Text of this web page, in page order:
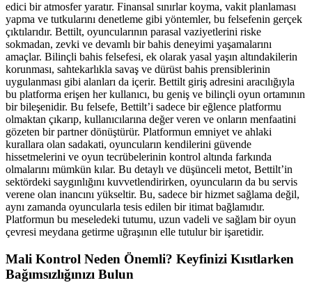
edici bir atmosfer yaratır. Finansal sınırlar koyma, vakit planlaması
yapma ve tutkularını denetleme gibi yöntemler, bu felsefenin gerçek
çıktılarıdır. Bettilt, oyuncularının parasal vaziyetlerini riske
sokmadan, zevki ve devamlı bir bahis deneyimi yaşamalarını
amaçlar. Bilinçli bahis felsefesi, ek olarak yasal yaşın altındakilerin
korunması, sahtekarlıkla savaş ve dürüst bahis prensiblerinin
uygulanması gibi alanları da içerir. Bettilt giriş adresini aracılığıyla
bu platforma erişen her kullanıcı, bu geniş ve bilinçli oyun ortamının
bir bileşenidir. Bu felsefe, Bettilt’i sadece bir eğlence platformu
olmaktan çıkarıp, kullanıcılarına değer veren ve onların menfaatini
gözeten bir partner dönüştürür. Platformun emniyet ve ahlaki
kurallara olan sadakati, oyuncuların kendilerini güvende
hissetmelerini ve oyun tecrübelerinin kontrol altında farkında
olmalarını mümkün kılar. Bu detaylı ve düşünceli metot, Bettilt’in
sektördeki saygınlığını kuvvetlendirirken, oyuncuların da bu servis
verene olan inancını yükseltir. Bu, sadece bir hizmet sağlama değil,
aynı zamanda oyuncularla tesis edilen bir itimat bağlamıdır.
Platformun bu meseledeki tutumu, uzun vadeli ve sağlam bir oyun
çevresi meydana getirme uğraşının elle tutulur bir işaretidir.
Mali Kontrol Neden Önemli? Keyfinizi Kısıtlarken
Bağımsızlığınızı Bulun